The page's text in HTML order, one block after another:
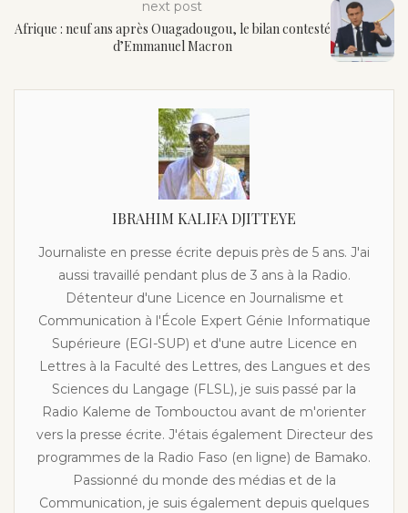
next post
Afrique : neuf ans après Ouagadougou, le bilan contesté
d’Emmanuel Macron
IBRAHIM KALIFA DJITTEYE
Journaliste en presse écrite depuis près de 5 ans. J'ai
aussi travaillé pendant plus de 3 ans à la Radio.
Détenteur d'une Licence en Journalisme et
Communication à l'École Expert Génie Informatique
Supérieure (EGI-SUP) et d'une autre Licence en
Lettres à la Faculté des Lettres, des Langues et des
Sciences du Langage (FLSL), je suis passé par la
Radio Kaleme de Tombouctou avant de m'orienter
vers la presse écrite. J'étais également Directeur des
programmes de la Radio Faso (en ligne) de Bamako.
Passionné du monde des médias et de la
Communication, je suis également depuis quelques